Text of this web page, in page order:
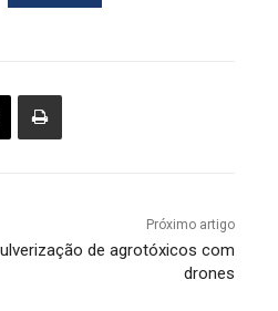
Próximo artigo
de agrotóxicos com
drones